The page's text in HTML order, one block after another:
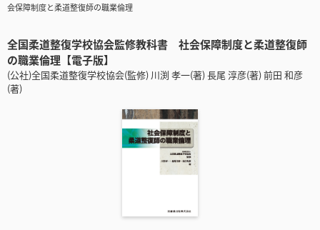
会保障制度と柔道整復師の職業倫理
全国柔道整復学校協会監修教科書 社会保障制度と柔道整復師
の職業倫理【電子版】
(公社)全国柔道整復学校協会(監修) 川渕 孝一(著) 長尾 淳彦(著) 前田 和彦
(著)